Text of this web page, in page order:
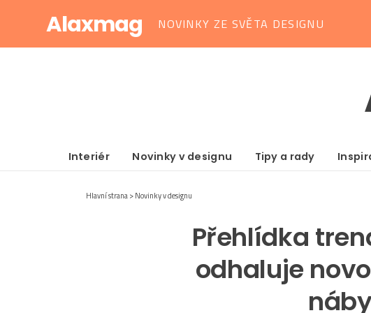
Alaxmag NOVINKY ZE SVĚTA DESIGNU
Interiér Novinky v designu Tipy a rady
Hlavní strana Novinky v designu
Přehlídka
odhaluje